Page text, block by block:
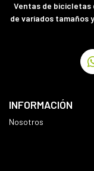
Ventas de bicicletas
de variados tamaños
INFORMACIÓN
Nosotros